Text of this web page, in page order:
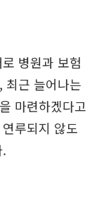
병원과 보험
최근 늘어나는
마련하겠다고
루되지 않도